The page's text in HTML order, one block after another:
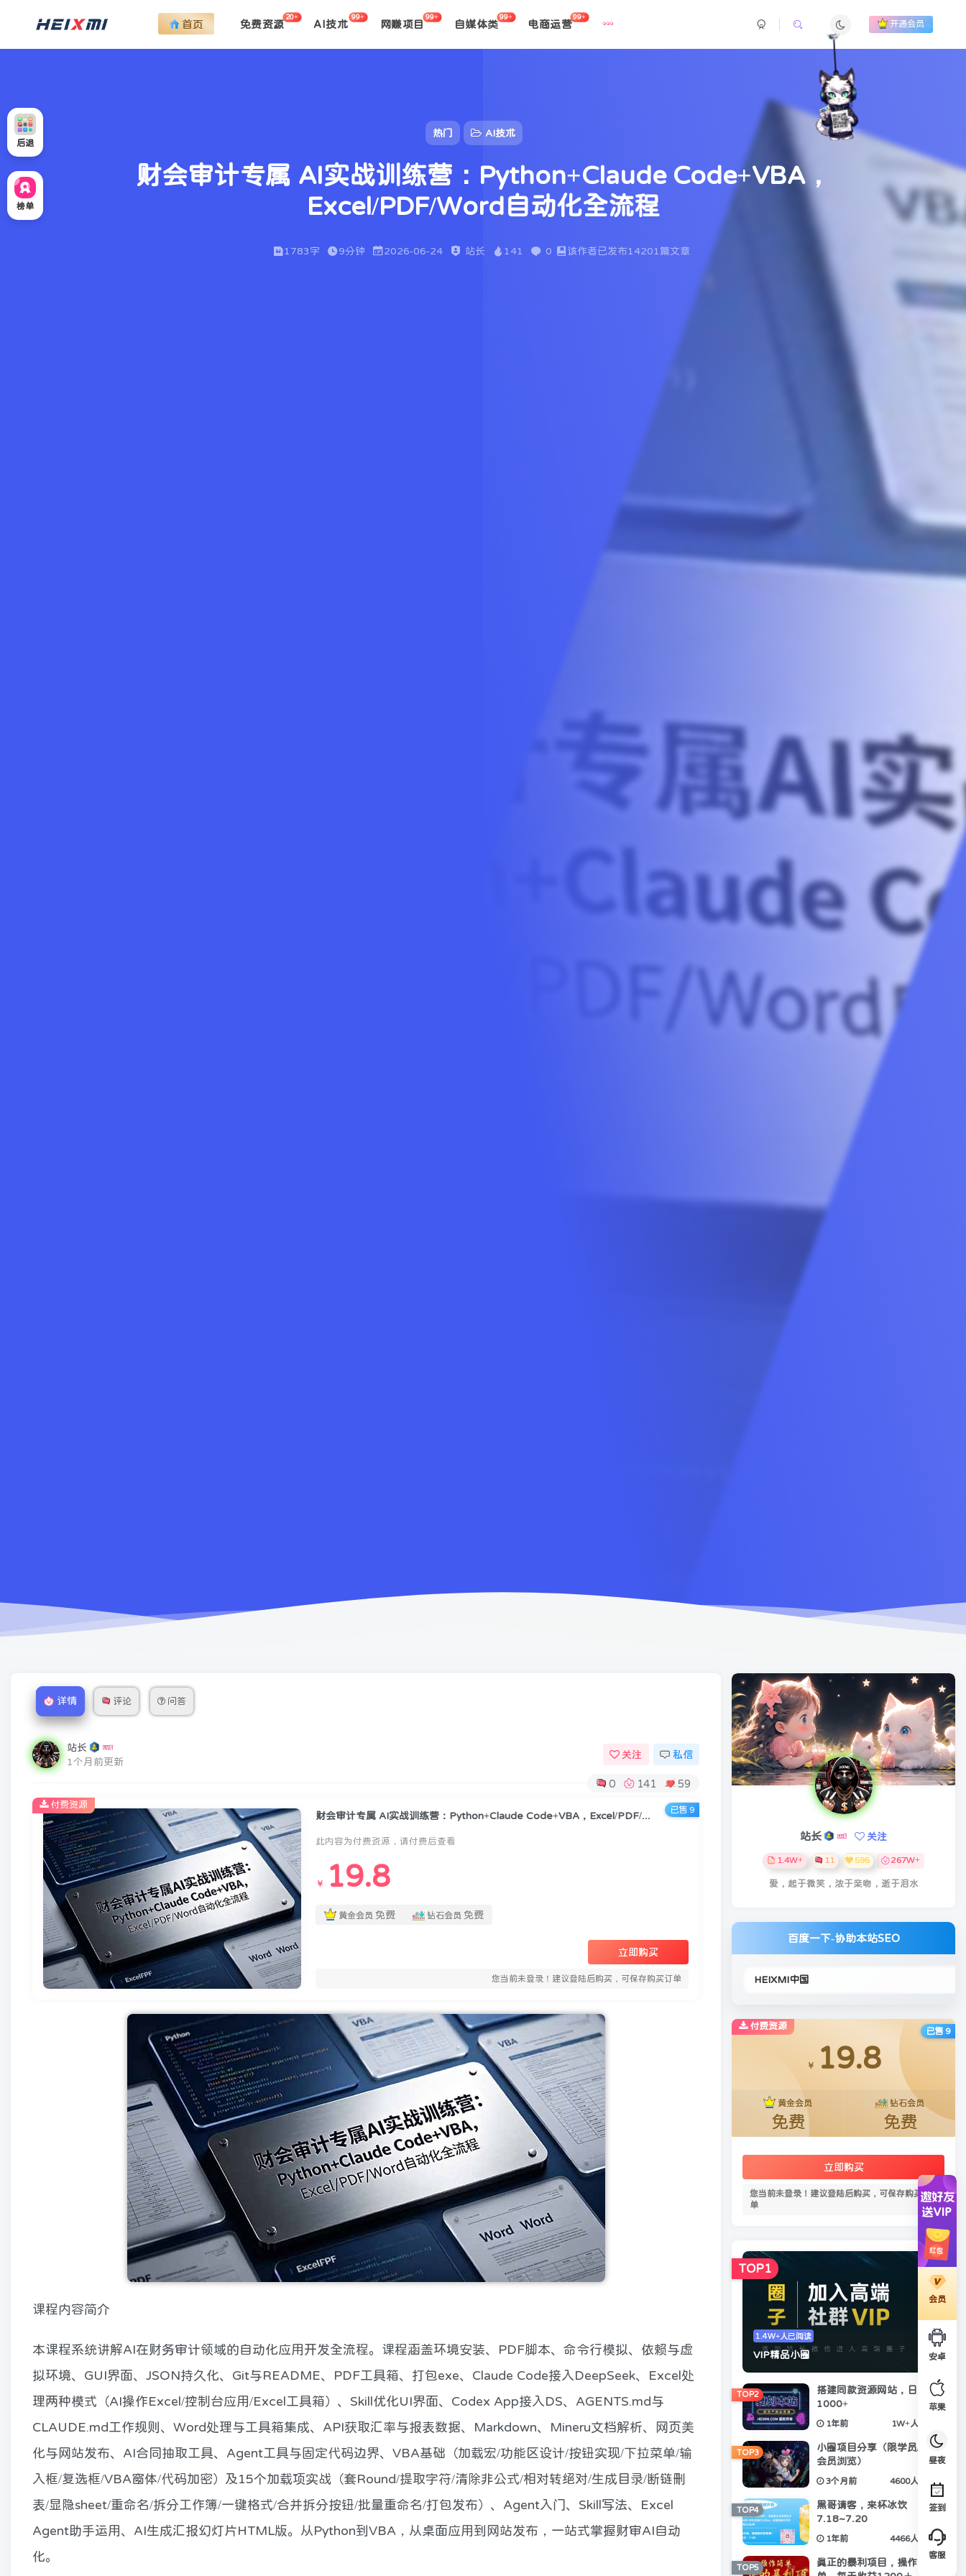
热门 AI技术
财会审计专属 AI实战训练营：Python+Claude Code+VBA，
Excel/PDF/Word自动化全流程
1783字 9分钟 2026-06-24 站长 141 0 该作者已发布14201篇文章
首页 免费资源
20+
AI技术
99+
网赚项目
99+
自媒体类
99+
电商运营
99+
开通会员
详情 评论 问答
站长
1个月前更新
关注 私信
0 141 59
财会审计专属 AI实战训练营：Python+Claude Code+VBA，Excel/PDF/Word自动化全流程
此内容为付费资源，请付费后查看
￥ 19.8
黄金会员 免费 钻石会员 免费
立即购买
您当前未登录！建议登陆后购买，可保存购买订单
付费资源
已售 9
课程内容简介
本课程系统讲解AI在财务审计领域的自动化应用开发全流程。课程涵盖环境安装、PDF脚本、命令行模拟、依赖与虚
拟环境、GUI界面、JSON持久化、Git与README、PDF工具箱、打包exe、Claude Code接入DeepSeek、Excel处
理两种模式（AI操作Excel/控制台应用/Excel工具箱）、Skill优化UI界面、Codex App接入DS、AGENTS.md与
CLAUDE.md工作规则、Word处理与工具箱集成、API获取汇率与报表数据、Markdown、Mineru文档解析、网页美
化与网站发布、AI合同抽取工具、Agent工具与固定代码边界、VBA基础（加载宏/功能区设计/按钮实现/下拉菜单/输
入框/复选框/VBA窗体/代码加密）及15个加载项实战（套Round/提取字符/清除非公式/相对转绝对/生成目录/断链删
表/显隐sheet/重命名/拆分工作簿/一键格式/合并拆分按钮/批量重命名/打包发布）、Agent入门、Skill写法、Excel
Agent助手运用、AI生成汇报幻灯片HTML版。从Python到VBA，从桌面应用到网站发布，一站式掌握财审AI自动
化。
站长 关注
1.4W+ 11 596 267W+
爱，起于微笑，浓于亲吻，逝于泪水
百度一下-协助本站SEO
付费资源
￥ 19.8
黄金会员
免费
钻石会员
免费
立即购买
您当前未登录！建议登陆后购买，可保存购买订
单
已售 9
1.4W+人已阅读
VIP精品小圈
TOP1
搭建同款资源网站，日入
1000+
1年前 1W+人已阅读
TOP2
小圈项目分享（限学员/钻石
会员浏览）
3个月前 4600人已阅读
TOP3
黑哥请客，来杯冰饮
7.18~7.20
1年前 4466人已阅读
TOP4
真正的暴利项目，操作简
TOP5
后退
榜单
会员
安卓
苹果
昼夜
签到
客服